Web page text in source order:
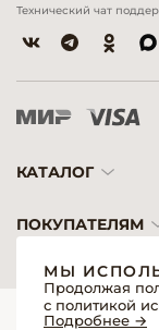
Технический чат
КАТАЛОГ
ПОКУПАТЕЛЯМ
© 2026 «Модерн»—
Создание сайтов
МЫ
Продолжая
с политикой
Подробнее →